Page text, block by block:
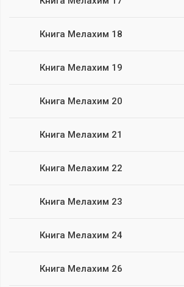
Книга Мелахим 18
Книга Мелахим 19
Книга Мелахим 20
Книга Мелахим 21
Книга Мелахим 22
Книга Мелахим 23
Книга Мелахим 24
Книга Мелахим 26